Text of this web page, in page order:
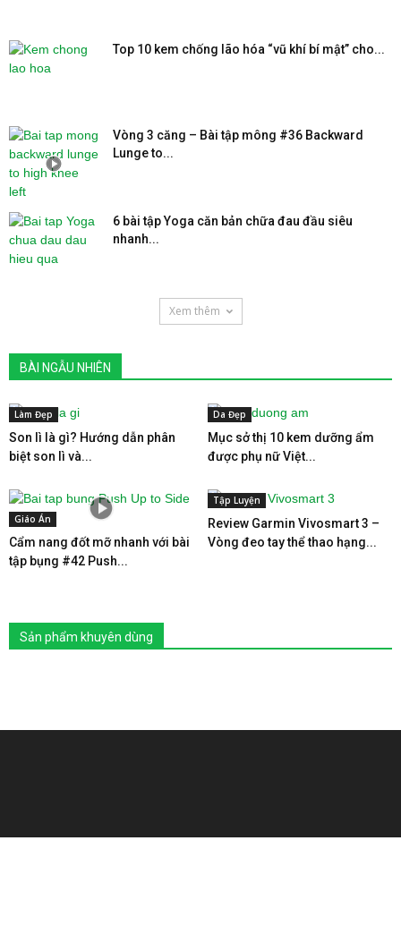
Top 10 kem chống lão hóa “vũ khí bí mật” cho...
Vòng 3 căng – Bài tập mông #36 Backward
Lunge to...
6 bài tập Yoga căn bản chữa đau đầu siêu
nhanh...
Xem thêm
BÀI NGẪU NHIÊN
Làm Đẹp
Son lì là gì? Hướng dẫn phân
biệt son lì và...
Da Đẹp
Mục sở thị 10 kem dưỡng ẩm
được phụ nữ Việt...
Giáo Án
Cẩm nang đốt mỡ nhanh với bài
tập bụng #42 Push...
Tập Luyện
Review Garmin Vivosmart 3 –
Vòng đeo tay thể thao hạng...
Sản phẩm khuyên dùng